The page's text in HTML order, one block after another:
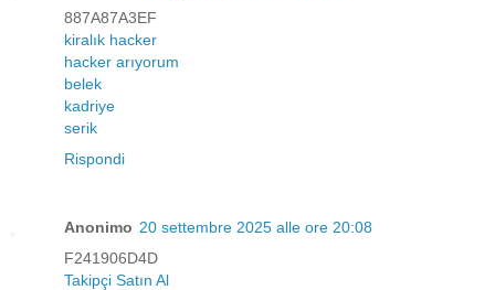
887A87A3EF
kiralık hacker
hacker arıyorum
belek
kadriye
serik
Rispondi
Anonimo 20 settembre 2025 alle ore 20:08
F241906D4D
Takipçi Satın Al